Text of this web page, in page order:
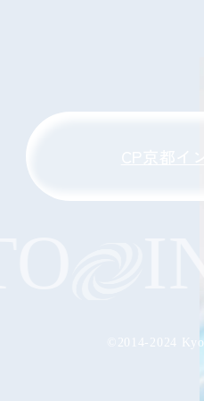
©2014-2024